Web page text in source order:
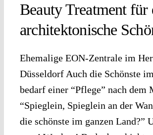
Beauty Treatment für
architektonische
Ehemalige EON-Zentrale im
Düsseldorf Auch die Schönste
bedarf einer “Pflege” nach dem
“Spieglein, Spieglein an der
die schönste im ganzen Land?”